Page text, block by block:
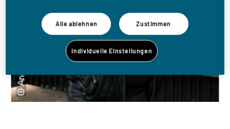
Alle ablehnen Zustimmen
Individuelle Einstellungen